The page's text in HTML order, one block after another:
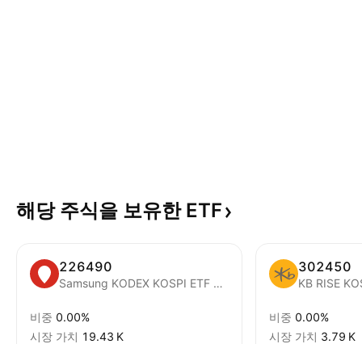
해당 주식을 보유한 ETF
226490
Samsung KODEX KOSPI ETF Units
비중 0.00%
시장 가치 ‪19.43 K‬
302450
KB RISE
비중 0.00%
시장 가치 ‪3.79 K‬